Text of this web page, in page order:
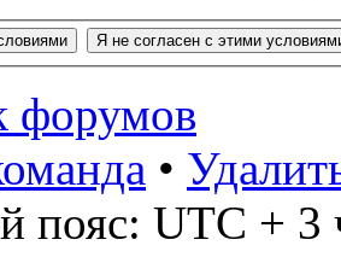
форумов
•
пояс: UTC + 3